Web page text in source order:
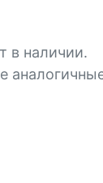
в наличии.